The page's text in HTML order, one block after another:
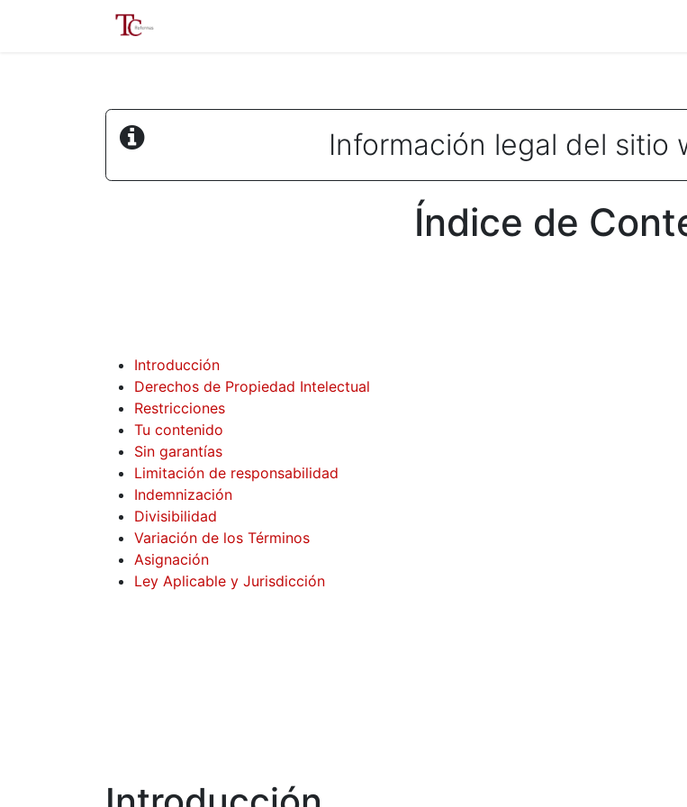
Información legal del sitio
Índice de
Introducción
Derechos de Propiedad Intelectual
Restricciones
Tu contenido
Sin garantías
Limitación de responsabilidad
Indemnización
Divisibilidad
Variación de los Términos
Asignación
Ley Aplicable y Jurisdicción